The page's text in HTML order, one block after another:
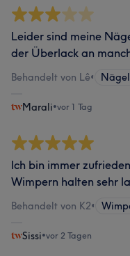
Leider sind meine
der Überlack an
Behandelt von Lê•
Marali•vor 1 Tag
Ich bin immer
Wimpern halten sehr
Behandelt von K2•
Sissi•vor 2 Tagen